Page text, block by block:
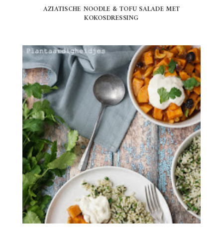
AZIATISCHE NOODLE & TOFU SALADE MET
KOKOSDRESSING